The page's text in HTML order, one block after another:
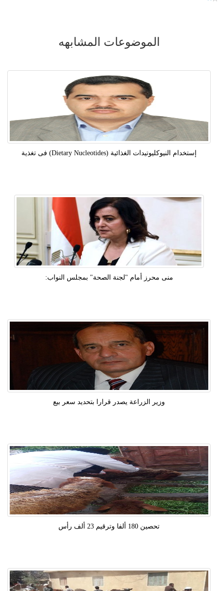
الموضوعات المشابهه
إستخدام النيوكليوتيدات الغذائية (Dietary Nucleotides) فى تغذية
منى محرز أمام "لجنة الصحة" بمجلس النواب:
وزير الزراعة يصدر قرارا بتحديد سعر بيع
تحصين 180 ألفا وترقيم 23 ألف رأس